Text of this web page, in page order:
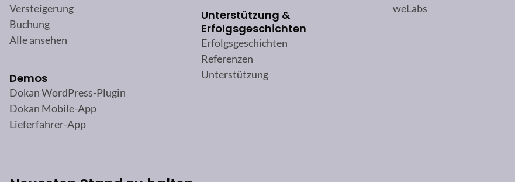
Versteigerung
Buchung
Alle ansehen
Demos
Dokan WordPress-Plugin
Dokan Mobile-App
Lieferfahrer-App
Unterstützung &
Erfolgsgeschichten
Erfolgsgeschichten
Referenzen
Unterstützung
weLabs